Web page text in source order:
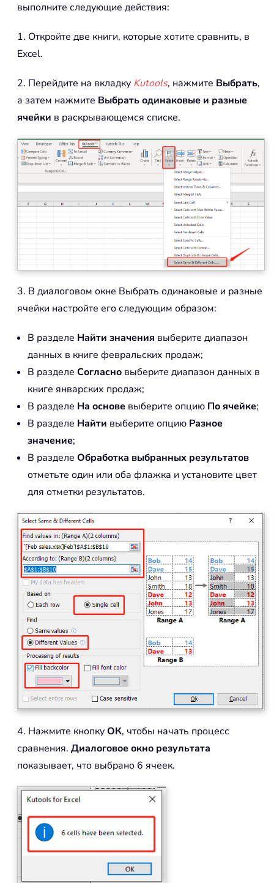
выполните следующие действия:
1. Откройте две книги, которые хотите сравнить, в
Excel.
2. Перейдите на вкладку Kutools, нажмите Выбрать,
а затем нажмите Выбрать одинаковые и разные
ячейки в раскрывающемся списке.
3. В диалоговом окне Выбрать одинаковые и разные
ячейки настройте его следующим образом:
В разделе Найти значения выберите диапазон
данных в книге февральских продаж;
В разделе Согласно выберите диапазон данных в
книге январских продаж;
В разделе На основе выберите опцию По ячейке;
В разделе Найти выберите опцию Разное
значение;
В разделе Обработка выбранных результатов
отметьте один или оба флажка и установите цвет
для отметки результатов.
4. Нажмите кнопкуОК, чтобы начать процесс
сравнения. Диалоговое окно результата
показывает, что выбрано 6 ячеек.